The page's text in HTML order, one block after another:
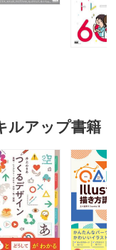
ルアップ書籍